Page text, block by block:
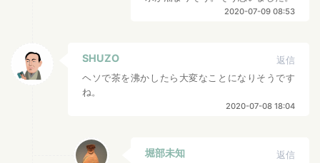
2020-07-09 08:53
SHUZO
返信
ヘソで茶を沸かしたら大変なことになりそうです
ね。
2020-07-08 18:04
堀部未知
返信